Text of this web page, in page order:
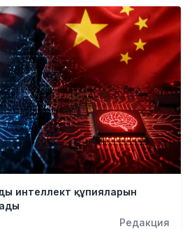
интеллект құпияларын
Редакция